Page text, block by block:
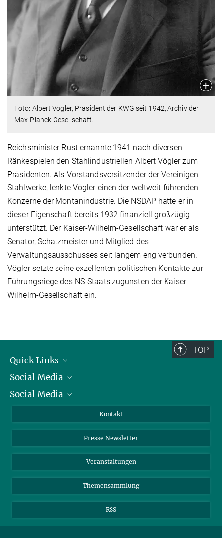
Foto: Albert Vögler, Präsident der KWG seit 1942, Archiv der
Max-Planck-Gesellschaft.
Reichsminister Rust ernannte 1941 nach diversen
Ränkespielen den Stahlindustriellen Albert Vögler zum
Präsidenten. Als Vorstandsvorsitzender der Vereinigen
Stahlwerke, lenkte Vögler einen der weltweit führenden
Konzerne der Montanindustrie. Die NSDAP hatte er in
dieser Eigenschaft bereits 1932 finanziell großzügig
unterstützt. Der Kaiser-Wilhelm-Gesellschaft war er als
Senator, Schatzmeister und Mitglied des
Verwaltungsausschusses seit langem eng verbunden.
Vögler setzte seine exzellenten politischen Kontakte zur
Führungsriege des NS-Staats zugunsten der Kaiser-
Wilhelm-Gesellschaft ein.
TOP
Quick Links
Präsident
Zahlen und Fakten
Meldestelle Fehlverhalten
Social Media
Bluesky
Social Media
YouTube
Kontakt
Presse Newsletter
Veranstaltungen
Themensammlung
RSS